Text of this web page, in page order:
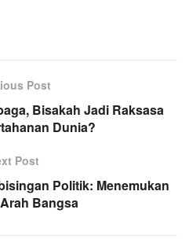
Post
Bisakah Jadi Raksasa
Dunia?
Post
Politik: Menemukan
Bangsa